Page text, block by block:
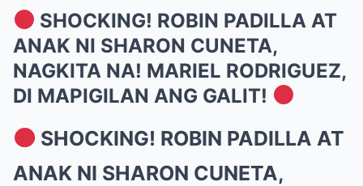
SHOCKING! ROBIN PADILLA AT
ANAK NI SHARON CUNETA,
NAGKITA NA! MARIEL RODRIGUEZ,
DI MAPIGILAN ANG GALIT!
SHOCKING! ROBIN PADILLA AT
ANAK NI SHARON CUNETA,